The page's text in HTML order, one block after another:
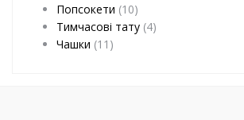
Попсокети (10)
Тимчасові тату (4)
Чашки (11)